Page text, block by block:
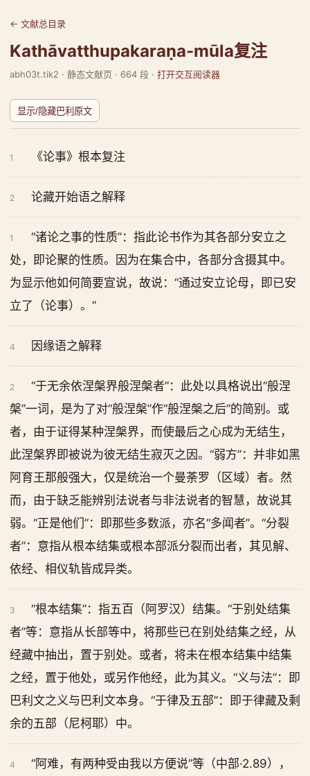
← 文献总目录
Kathāvatthupakaraṇa-mūla复注
abh03t.tik2 · 静态文献页 · 664 段 · 打开交互阅读器
显示/隐藏巴利原文
1 《论事》根本复注
2 论藏开始语之解释
1
“诸论之事的性质”：指此论书作为其各部分安立之
处，即论聚的性质。因为在集合中，各部分含摄其中。
为显示他如何简要宣说，故说：“通过安立论母，即已安
立了（论事）。”
4 因缘语之解释
2
“于无余依涅槃界般涅槃者”：此处以具格说出“般涅
槃”一词，是为了对“般涅槃”作“般涅槃之后”的简别。或
者，由于证得某种涅槃界，而使最后之心成为无结生，
此涅槃界即被说为彼无结生寂灭之因。“弱方”：并非如黑
阿育王那般强大，仅是统治一个曼荼罗（区域）者。然
而，由于缺乏能辨别法说者与非法说者的智慧，故说其
弱。“正是他们”：即那些多数派，亦名“多闻者”。“分裂
者”：意指从根本结集或根本部派分裂而出者，其见解、
依经、相仪轨皆成异类。
3
“根本结集”：指五百（阿罗汉）结集。“于别处结集
者”等：意指从长部等中，将那些已在别处结集之经，从
经藏中抽出，置于别处。或者，将未在根本结集中结集
之经，置于他处，或另作他经，此为其义。“义与法”：即
巴利文之义与巴利文本身。“于律及五部”：即于律藏及剩
余的五部（尼柯耶）中。
4
“阿难，有两种受由我以方便说”等（中部·2.89），